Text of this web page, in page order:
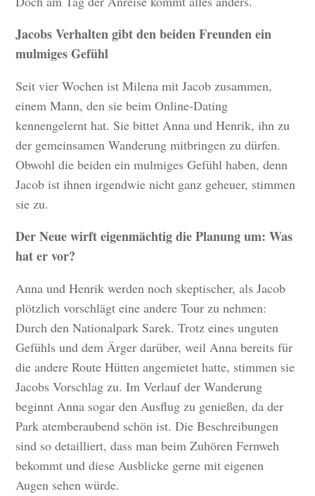
Jacobs Verhalten gibt den beiden Freunden ein
mulmiges Gefühl
Seit vier Wochen ist Milena mit Jacob zusammen,
einem Mann, den sie beim Online-Dating
kennengelernt hat. Sie bittet Anna und Henrik, ihn zu
der gemeinsamen Wanderung mitbringen zu dürfen.
Obwohl die beiden ein mulmiges Gefühl haben, denn
Jacob ist ihnen irgendwie nicht ganz geheuer, stimmen
sie zu.
Der Neue wirft eigenmächtig die Planung um: Was
hat er vor?
Anna und Henrik werden noch skeptischer, als Jacob
plötzlich vorschlägt eine andere Tour zu nehmen:
Durch den Nationalpark Sarek. Trotz eines unguten
Gefühls und dem Ärger darüber, weil Anna bereits für
die andere Route Hütten angemietet hatte, stimmen sie
Jacobs Vorschlag zu. Im Verlauf der Wanderung
beginnt Anna sogar den Ausflug zu genießen, da der
Park atemberaubend schön ist. Die Beschreibungen
sind so detailliert, dass man beim Zuhören Fernweh
bekommt und diese Ausblicke gerne mit eigenen
Augen sehen würde.